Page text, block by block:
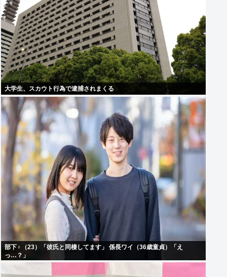
大学生、スカウト行為で逮捕されまくる
部下♀（23）「彼氏と同棲してます」 係長ワイ（36歳童貞）「え
っ…？」